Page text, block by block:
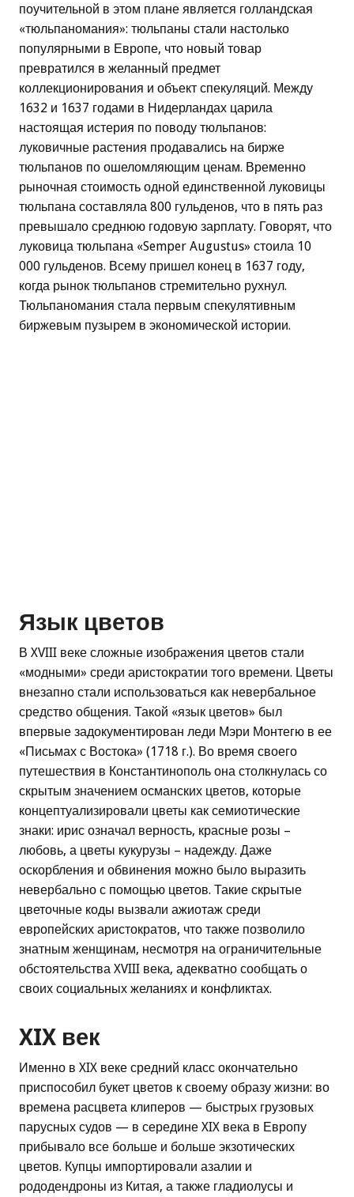
поучительной в этом плане является голландская
«тюльпаномания»: тюльпаны стали настолько
популярными в Европе, что новый товар
превратился в желанный предмет
коллекционирования и объект спекуляций. Между
1632 и 1637 годами в Нидерландах царила
настоящая истерия по поводу тюльпанов:
луковичные растения продавались на бирже
тюльпанов по ошеломляющим ценам. Временно
рыночная стоимость одной единственной луковицы
тюльпана составляла 800 гульденов, что в пять раз
превышало среднюю годовую зарплату. Говорят, что
луковица тюльпана «Semper Augustus» стоила 10
000 гульденов. Всему пришел конец в 1637 году,
когда рынок тюльпанов стремительно рухнул.
Тюльпаномания стала первым спекулятивным
биржевым пузырем в экономической истории.
Язык цветов
В XVIII веке сложные изображения цветов стали
«модными» среди аристократии того времени. Цветы
внезапно стали использоваться как невербальное
средство общения. Такой «язык цветов» был
впервые задокументирован леди Мэри Монтегю в ее
«Письмах с Востока» (1718 г.). Во время своего
путешествия в Константинополь она столкнулась со
скрытым значением османских цветов, которые
концептуализировали цветы как семиотические
знаки: ирис означал верность, красные розы –
любовь, а цветы кукурузы – надежду. Даже
оскорбления и обвинения можно было выразить
невербально с помощью цветов. Такие скрытые
цветочные коды вызвали ажиотаж среди
европейских аристократов, что также позволило
знатным женщинам, несмотря на ограничительные
обстоятельства XVIII века, адекватно сообщать о
своих социальных желаниях и конфликтах.
XIX век
Именно в XIX веке средний класс окончательно
приспособил букет цветов к своему образу жизни: во
времена расцвета клиперов — быстрых грузовых
парусных судов — в середине XIX века в Европу
прибывало все больше и больше экзотических
цветов. Купцы импортировали азалии и
рододендроны из Китая, а также гладиолусы и